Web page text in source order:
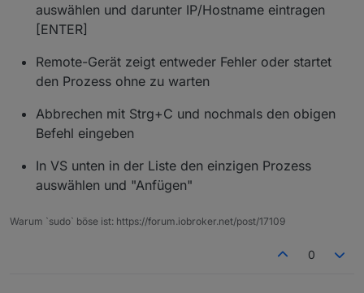
auswählen und darunter IP/Hostname eintragen
[ENTER]
Remote-Gerät zeigt entweder Fehler oder startet
den Prozess ohne zu warten
Abbrechen mit Strg+C und nochmals den obigen
Befehl eingeben
In VS unten in der Liste den einzigen Prozess
auswählen und "Anfügen"
Warum `sudo` böse ist: https://forum.iobroker.net/post/17109
0